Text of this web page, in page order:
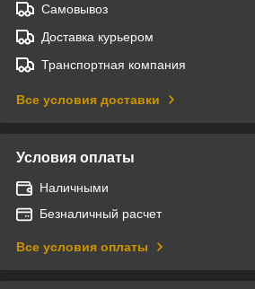
Самовывоз
Доставка курьером
Транспортная компания
Все условия доставки
Условия оплаты
Наличными
Безналичный расчет
Все условия оплаты